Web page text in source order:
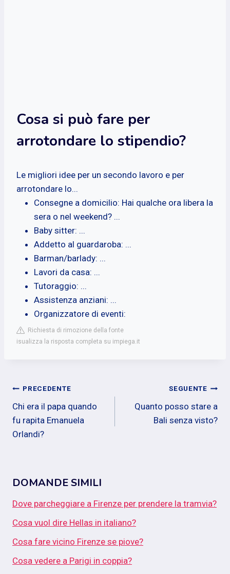
Cosa si può fare per
arrotondare lo stipendio?
Le migliori idee per un secondo lavoro e per
arrotondare lo...
Consegne a domicilio: Hai qualche ora libera la
sera o nel weekend? ...
Baby sitter: ...
Addetto al guardaroba: ...
Barman/barlady: ...
Lavori da casa: ...
Tutoraggio: ...
Assistenza anziani: ...
Organizzatore di eventi:
Richiesta di rimozione della fonte
isualizza la risposta completa su impiega.it
Navigazione
articoli
PRECEDENTE
Chi era il papa quando
fu rapita Emanuela
Orlandi?
SEGUENTE
Quanto posso stare a
Bali senza visto?
DOMANDE SIMILI
Dove parcheggiare a Firenze per prendere la tramvia?
Cosa vuol dire Hellas in italiano?
Cosa fare vicino Firenze se piove?
Cosa vedere a Parigi in coppia?